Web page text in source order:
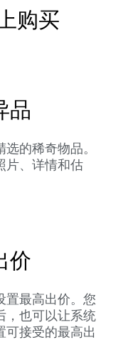
上购买
品
的稀奇物品。
片、详情和估
价
置最高出价。您
，也可以让系统
可接受的最高出